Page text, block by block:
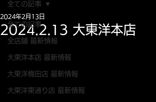
全ての記事
全店舗 最新情報
大東洋本店 最新情報
大東洋梅田店 最新情報
大東洋東通り店 最新情報
全ての記事
2024.2.13 大東洋本店
2024年2月13日